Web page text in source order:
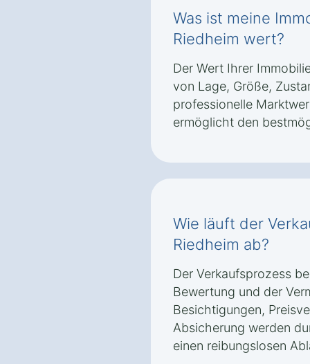
Was ist meine
Riedheim wert?
Der Wert Ihrer
von Lage, Größe,
professionelle
ermöglicht den
Wie läuft der
Riedheim ab?
Der Verkaufsprozess
Bewertung und der
Besichtigungen,
Absicherung werden
einen reibungslosen